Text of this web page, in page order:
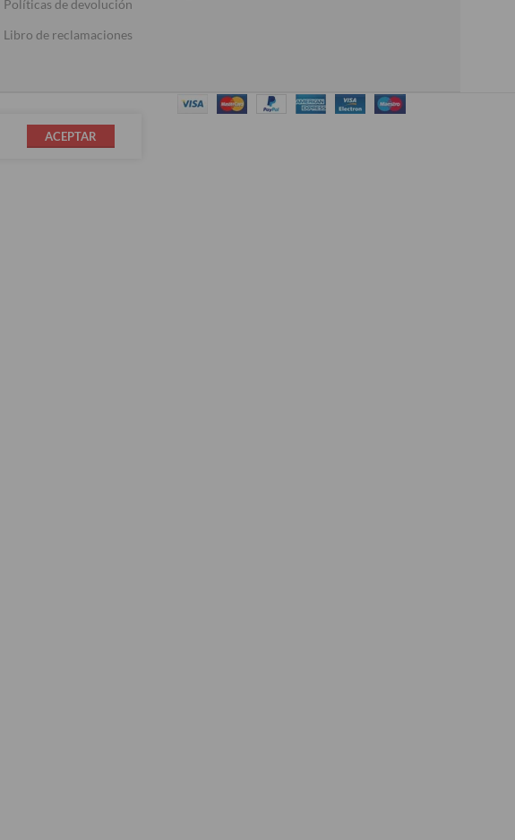
Políticas de devolución
Libro de reclamaciones
ACEPTAR